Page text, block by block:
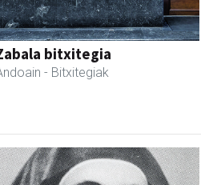
bitxitegia
- Bitxitegiak